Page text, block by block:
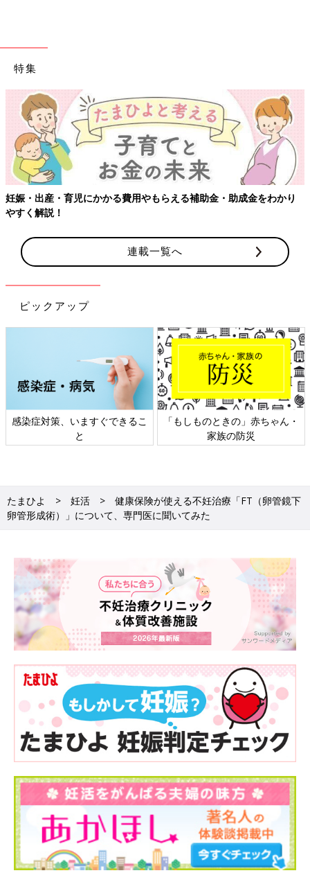
特集
やもらえる補助金・助成金をわかり
【ワクチン接種できるもの
連載一覧へ
ピックアップ
きるこ
「もしものときの」赤ちゃん・
日本外来小児科学会リ
ト検討会
たまひよ 妊活
健康保険が使える不妊治療「FT（卵管鏡下
卵管形成術）」について、専門医に聞いてみた